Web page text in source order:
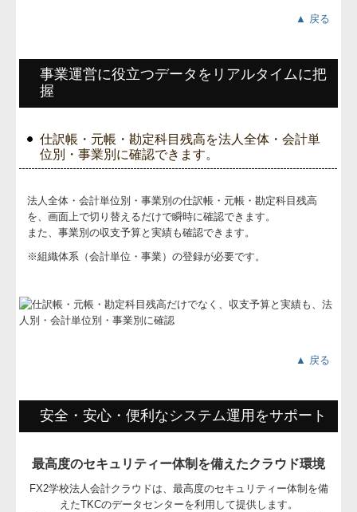
▲ 戻る
事業運営に役立つデータをリアルタイムに把
握
仕訳帳・元帳・勘定科目残高を法人全体・会計単
位別・事業別に確認できます。
法人全体・会計単位別・事業別の仕訳帳・元帳・勘定科目残高
を、画面上で切り替えるだけで瞬時に​確認できます。
また、事業別の収支予算と実績も確認できます。
※組織体系（会計単位・事業）の登録が必要です。
▲ 戻る
安全・安心・便利なシステム運用をサポート
最高度のセキュリティー体制を備えたクラウド環境
FX2学校法人会計クラウドは、最高度のセキュリティー体制を備
えたTKCのデータセンターを利用して提供します。